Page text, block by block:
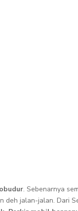
. Sebenarnya
jalan-jalan. Dari